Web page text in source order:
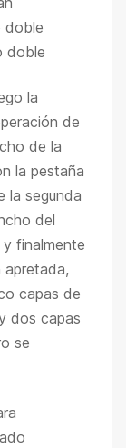
doble
doble
la
de
de la
la pestaña
la segunda
del
finalmente
capas de
dos capas
se